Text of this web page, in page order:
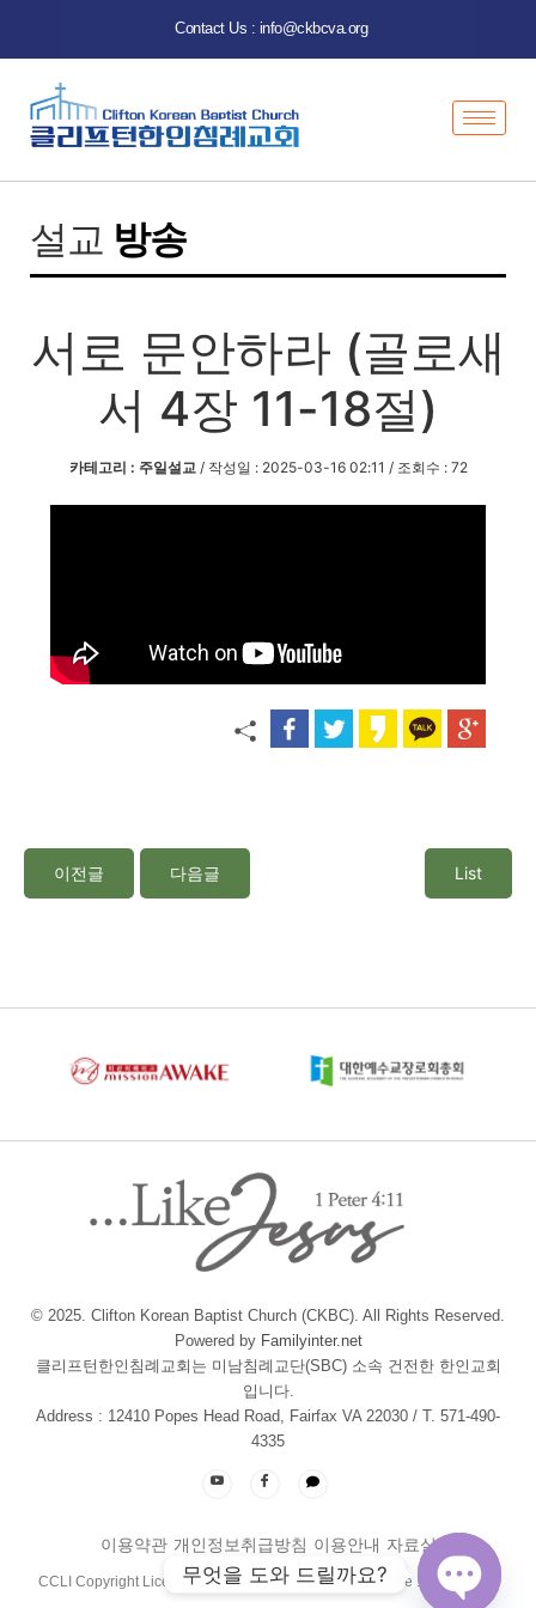
Contact Us : info@ckbcva.org
설교 방송
서로 문안하라 (골로새
서 4장 11-18절)
카테고리 : 주일설교 / 작성일 : 2025-03-16 02:11 / 조회수 : 72
이전글 다음글 List
© 2025. Clifton Korean Baptist Church (CKBC). All Rights Reserved.
Powered by Familyinter.net
클리프턴한인침례교회는 미남침례교단(SBC) 소속 건전한 한인교회
입니다.
Address : 12410 Popes Head Road, Fairfax VA 22030 / T. 571-490-
4335
이용약관 개인정보취급방침 이용안내 자료실
CCLI Copyright License : #22460399/ Streaming License : #22460382
무엇을 도와 드릴까요?